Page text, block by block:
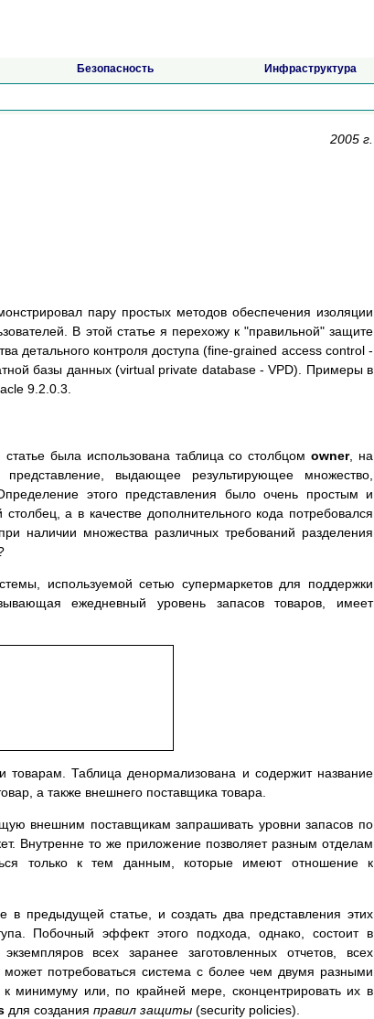
Безопасность Инфраструктура
2005 г.
пару простых методов обеспечения изоляции
В этой статье я перехожу к "правильной" защите
детального контроля доступа (fine-grained access control -
базы данных (virtual private database - VPD). Примеры в
9.2.0.3.
была использована таблица со столбцомowner, на
выдающее результирующее множество,
этого представления было очень простым и
а в качестве дополнительного кода потребовался
наличии множества различных требований разделения
используемой сетью супермаркетов для поддержки
ежедневный уровень запасов товаров, имеет
товарам. Таблица денормализована и содержит название
а также внешнего поставщика товара.
внешним поставщикам запрашивать уровни запасов по
Внутренне то же приложение позволяет разным отделам
только к тем данным, которые имеют отношение к
предыдущей статье, и создать два представления этих
Побочный эффект этого подхода, однако, состоит в
всех заранее заготовленных отчетов, всех
потребоваться система с более чем двумя разными
минимуму или, по крайней мере, сконцентрировать их в
для создания правил защиты (security policies).